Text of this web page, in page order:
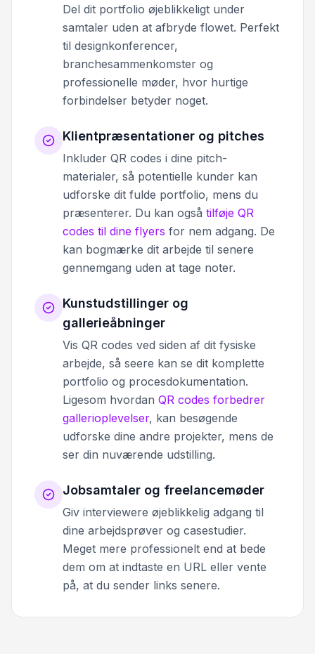
Del dit portfolio øjeblikkeligt under
samtaler uden at afbryde flowet. Perfekt
til designkonferencer,
branchesammenkomster og
professionelle møder, hvor hurtige
forbindelser betyder noget.
Klientpræsentationer og pitches
Inkluder QR codes i dine pitch-
materialer, så potentielle kunder kan
udforske dit fulde portfolio, mens du
præsenterer. Du kan også tilføje QR
codes til dine flyers for nem adgang. De
kan bogmærke dit arbejde til senere
gennemgang uden at tage noter.
Kunstudstillinger og
gallerieåbninger
Vis QR codes ved siden af dit fysiske
arbejde, så seere kan se dit komplette
portfolio og procesdokumentation.
Ligesom hvordan QR codes forbedrer
gallerioplevelser, kan besøgende
udforske dine andre projekter, mens de
ser din nuværende udstilling.
Jobsamtaler og freelancemøder
Giv interviewere øjeblikkelig adgang til
dine arbejdsprøver og casestudier.
Meget mere professionelt end at bede
dem om at indtaste en URL eller vente
på, at du sender links senere.